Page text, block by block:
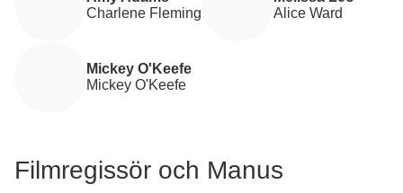
Charlene Fleming
Alice Ward
Mickey O'Keefe
Mickey O'Keefe
Filmregissör och Manus